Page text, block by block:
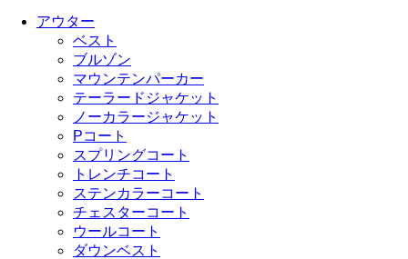
アウター
ベスト
ブルゾン
マウンテンパーカー
テーラードジャケット
ノーカラージャケット
Pコート
スプリングコート
トレンチコート
ステンカラーコート
チェスターコート
ウールコート
ダウンベスト